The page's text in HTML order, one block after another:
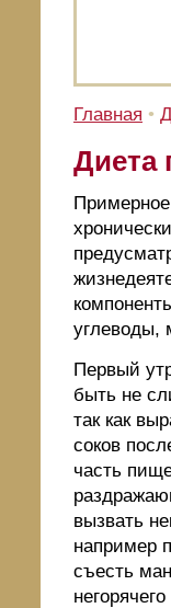
Главная •
Диета
углеводы,
Первый
быть не
так как
соков
часть
вызвать
например
съесть